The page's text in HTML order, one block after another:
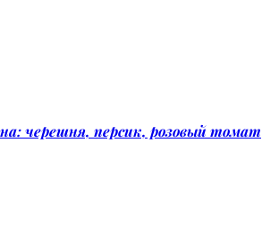
черешня, персик, розовый томат